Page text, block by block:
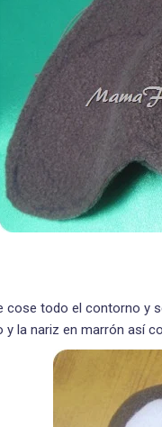
cose todo el contorno y
y la nariz en marrón así